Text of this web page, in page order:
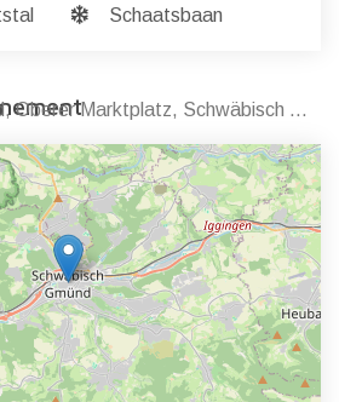
Schaatsbaan
Marktplatz, Schwäbisch Gmünd